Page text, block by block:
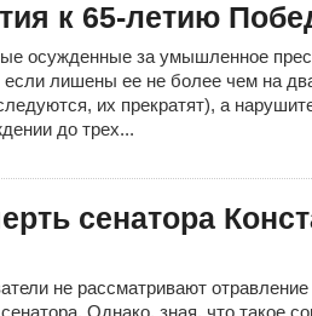
к 65-летию
осужденные за умышленное
если лишены ее не более чем на
их прекратят), а
до трех...
сенатора
не рассматривают
Однако, зная, что такое